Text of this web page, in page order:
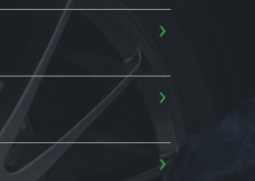
›
›
›